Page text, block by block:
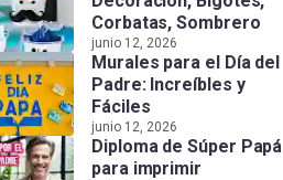
Corbatas, Sombrero
junio 12, 2026
Murales para el Día del
Padre: Increíbles y
Fáciles
junio 12, 2026
Diploma de Súper Papá
para imprimir